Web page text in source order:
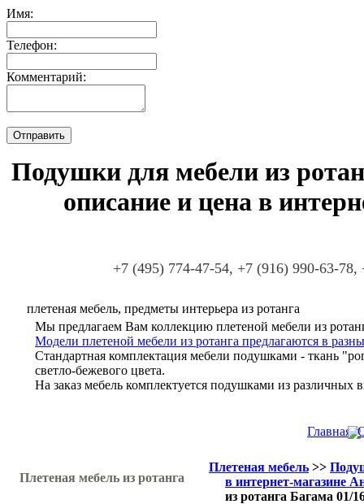
Имя:
Телефон:
Комментарий:
Подушки для мебели из
описание и цена в
+7 (495) 774-47-54, +7 (916) 990-63-78,
плетеная мебель, предметы интерьера из ротанга
Мы предлагаем Вам коллекцию плетеной мебели из
Модели плетеной мебели из ротанга предлагаются в
Стандартная комплектация мебели подушками - ткань
светло-бежевого цвета.
На заказ мебель комплектуется подушками из различных
Главная
Плетеная мебель из ротанга
Плетеная мебель >>
в интернет-магазине
из ротанга Багама 01/